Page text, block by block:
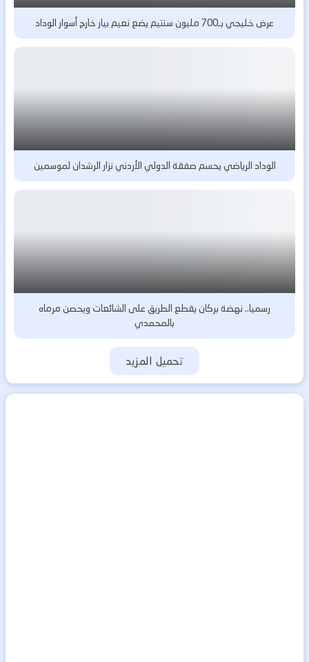
عرض خليجي بـ700 مليون سنتيم يضع نعيم بيار خارج أسوار الوداد
الوداد الرياضي يحسم صفقة الدولي الأردني نزار الرشدان لموسمين
رسميا.. نهضة بركان يقطع الطريق على الشائعات ويحصن مرماه
بالمحمدي
تحميل المزيد